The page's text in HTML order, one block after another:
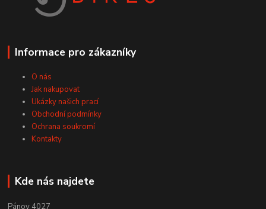
Informace pro zákazníky
O nás
Jak nakupovat
Ukázky našich prací
Obchodní podmínky
Ochrana soukromí
Kontakty
Kde nás najdete
Pánov 4027